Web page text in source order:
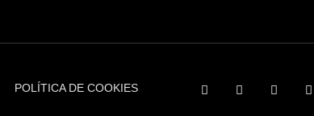
POLÍTICA DE COOKIES